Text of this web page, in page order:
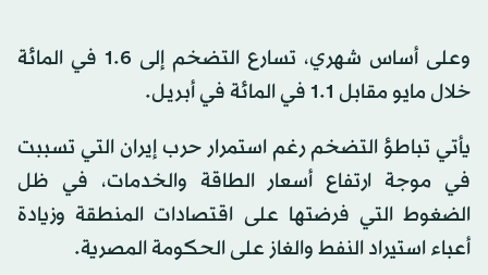
وعلى أساس شهري، تسارع التضخم إلى 1.6 في المائة
خلال مايو مقابل 1.1 في المائة في أبريل.
يأتي تباطؤ التضخم رغم استمرار حرب إيران التي تسببت
في موجة ارتفاع أسعار الطاقة والخدمات، في ظل
الضغوط التي فرضتها على اقتصادات المنطقة وزيادة
أعباء استيراد النفط والغاز على الحكومة المصرية.